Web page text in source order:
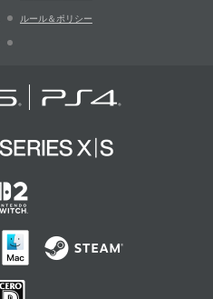
ルール＆ポリシー